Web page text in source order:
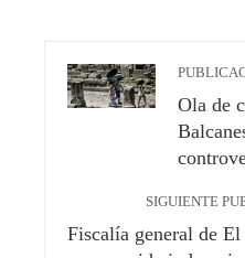
Ola de
SIGUIENTE
Fiscalía general de